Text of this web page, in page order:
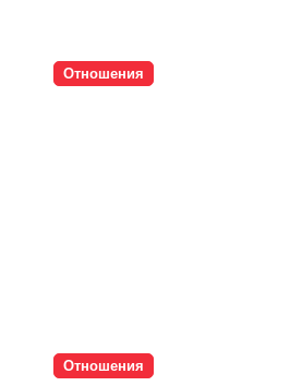
Отношения
Отношения